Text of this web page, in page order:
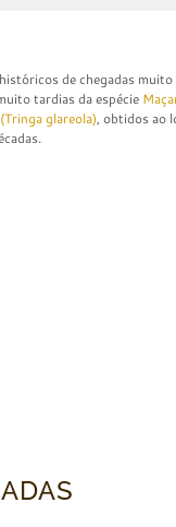
de chegadas muito
tardias da espécie
glareola), obtidos ao